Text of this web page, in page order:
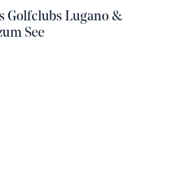
Golfclubs Lugano &
See